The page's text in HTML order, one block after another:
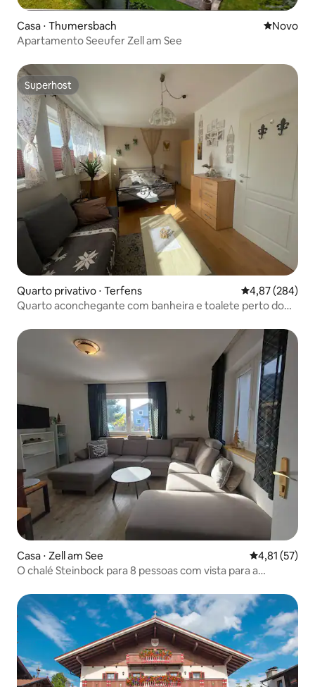
Casa ⋅ Thumersbach Novo
Novo
Apartamento Seeufer Zell am See
Superhost
Superhost
Quarto privativo ⋅ Terfens 4,87 de uma
4,87 (284)
Quarto aconchegante com banheira e toalete perto do
Casa ⋅ Zell am See 4,81 de uma
4,81 (57)
O chalé Steinbock para 8 pessoas com vista para a